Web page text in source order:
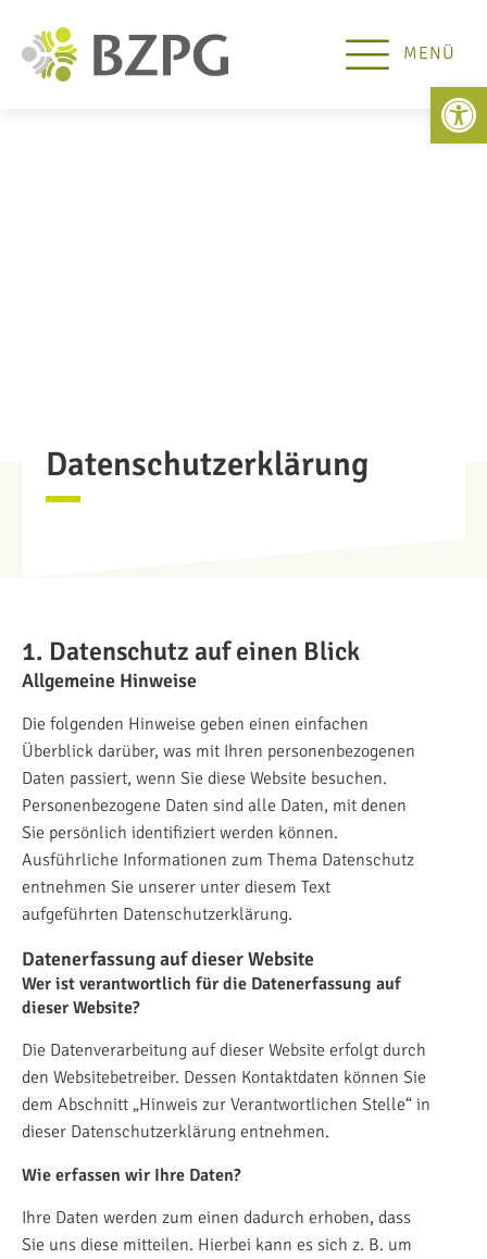
MENÜ
Datenschutzerklärung
1. Datenschutz auf einen Blick
Allgemeine Hinweise
Die folgenden Hinweise geben einen einfachen
Überblick darüber, was mit Ihren personenbezogenen
Daten passiert, wenn Sie diese Website besuchen.
Personenbezogene Daten sind alle Daten, mit denen
Sie persönlich identifiziert werden können.
Ausführliche Informationen zum Thema Datenschutz
entnehmen Sie unserer unter diesem Text
aufgeführten Datenschutzerklärung.
Datenerfassung auf dieser Website
Wer ist verantwortlich für die Datenerfassung auf
dieser Website?
Die Datenverarbeitung auf dieser Website erfolgt durch
den Websitebetreiber. Dessen Kontaktdaten können Sie
dem Abschnitt „Hinweis zur Verantwortlichen Stelle“ in
dieser Datenschutzerklärung entnehmen.
Wie erfassen wir Ihre Daten?
Ihre Daten werden zum einen dadurch erhoben, dass
Sie uns diese mitteilen. Hierbei kann es sich z. B. um